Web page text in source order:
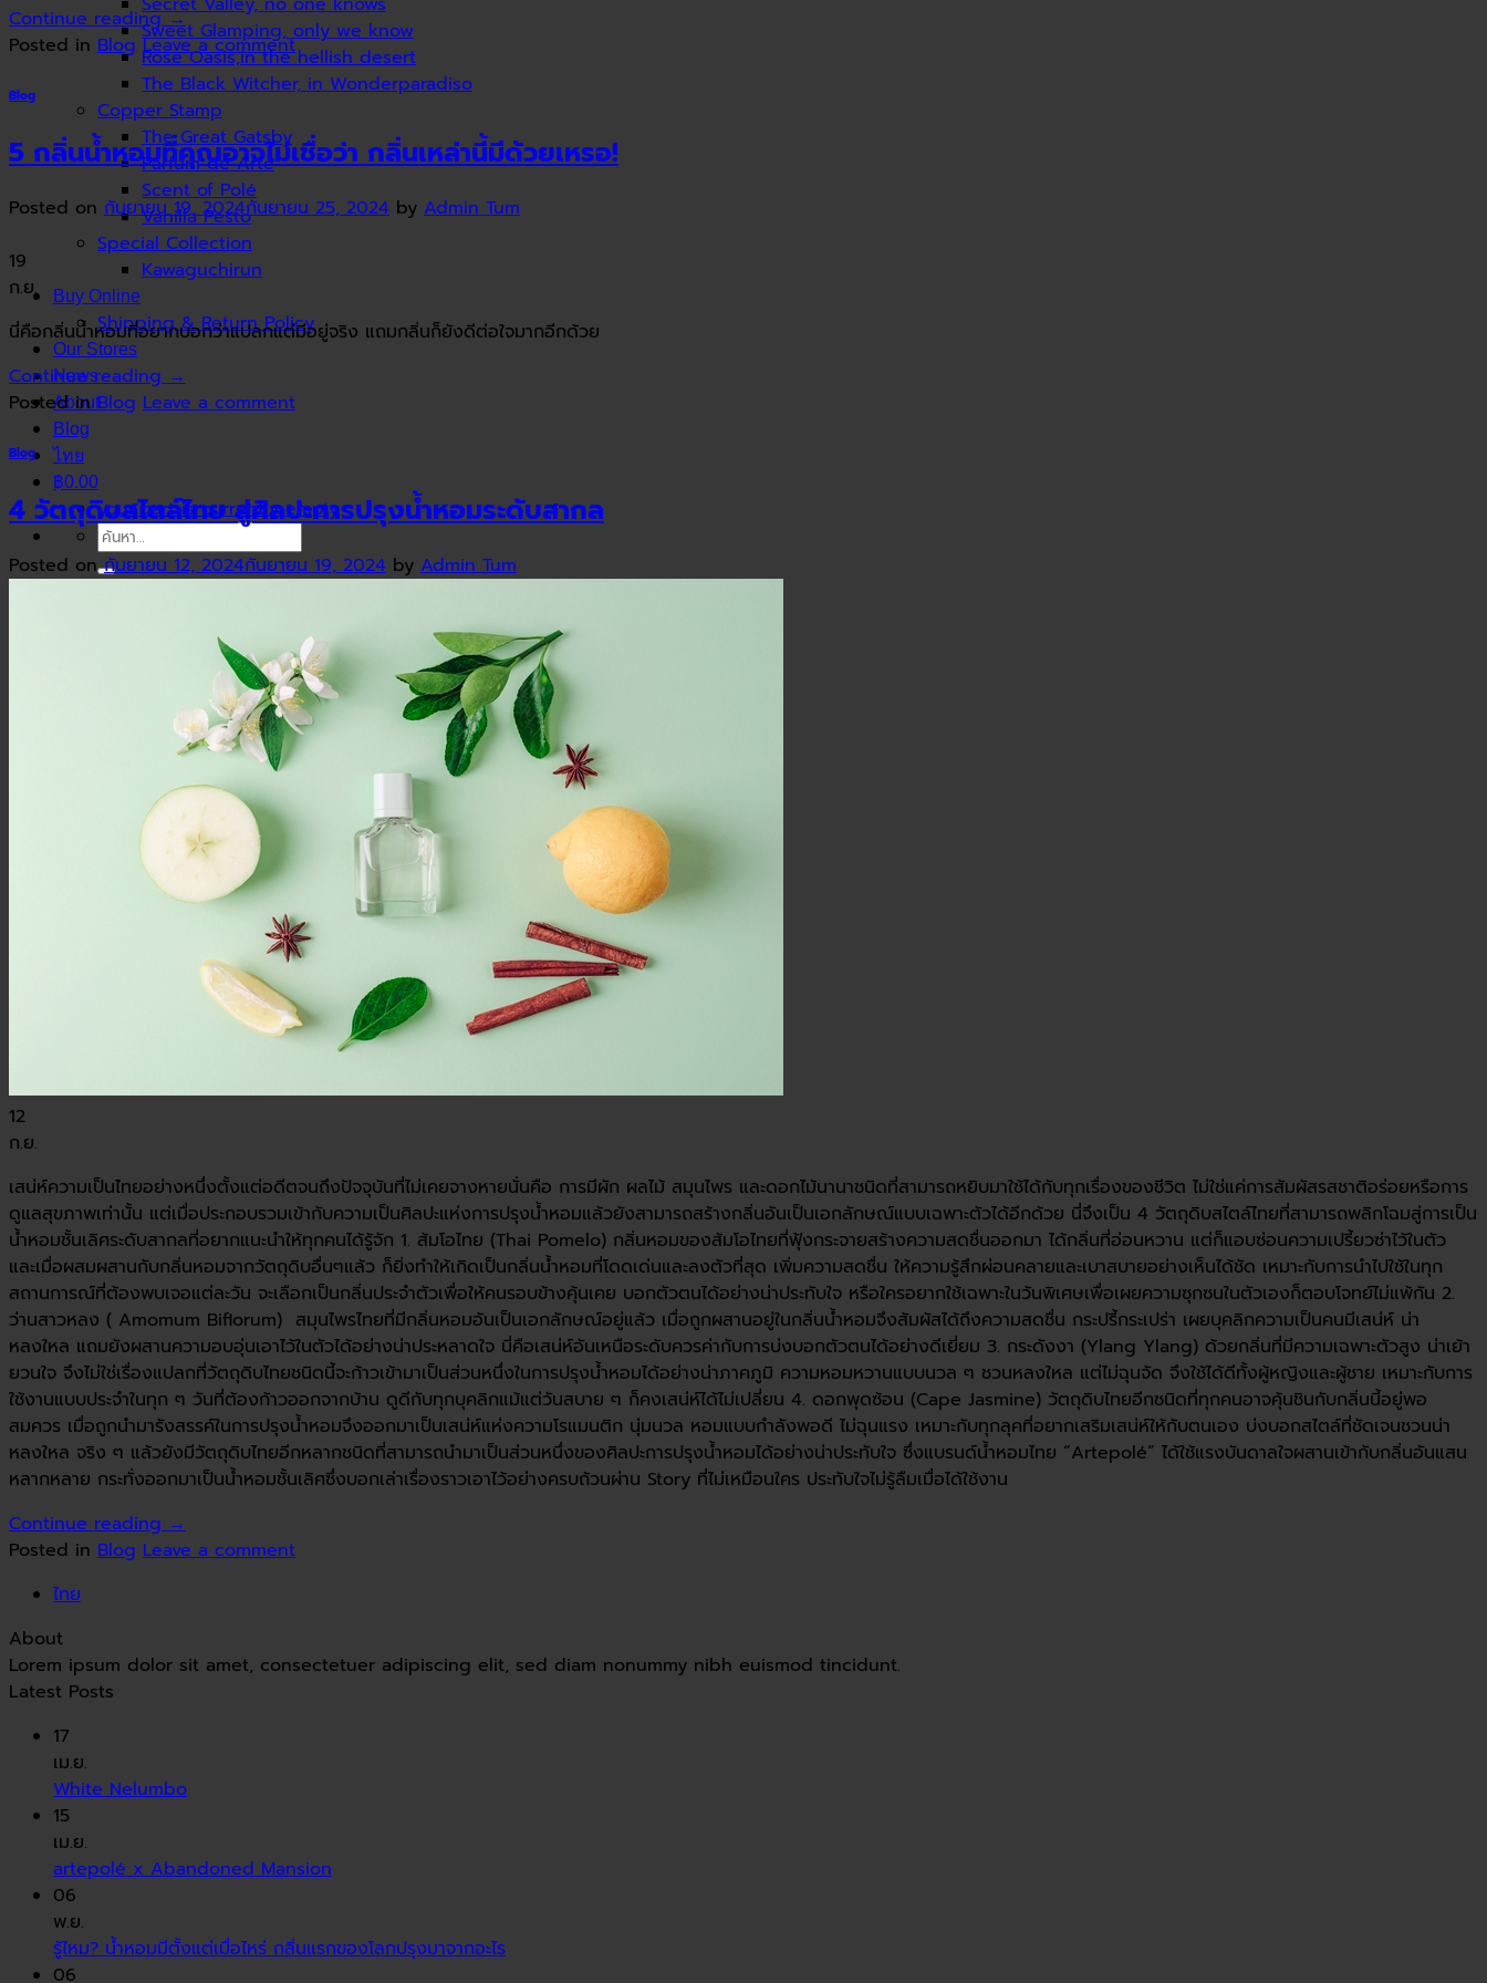
Sweet Glamping, only we know
Rose Oasis,in the hellish desert
The Black Witcher, in Wonderparadiso
Copper Stamp
The Great Gatsby
Parfum de Arté
Scent of Polé
Vanilla Pesto
Special Collection
Kawaguchirun
Buy Online
Shipping & Return Policy
Our Stores
News
About
Blog
ไทย
฿0.00
your cart is currently empty
ค้นหา:
Continue reading→
Posted in Blog Leave a comment
Blog
5 กลิ่นน้ำหอมที่คุณอาจไม่เชื่อว่า กลิ่นเหล่านี้มีด้วยเหรอ!
Posted on กันยายน 19, 2024กันยายน 25, 2024 by Admin Tum
19
ก.ย.
นี่คือกลิ่นน้ำหอมที่อยากบอกว่าแปลกแต่มีอยู่จริง แถมกลิ่นก็ยังดีต่อใจมากอีกด้วย
Continue reading→
Posted inBlog Leave a comment
Blog
4 วัตถุดิบสไตล์ไทย สู่ศิลปะการปรุงน้ำหอมระดับสากล
Posted onกันยายน 12, 2024กันยายน 19, 2024 by Admin Tum
12
ก.ย.
เสน่ห์ความเป็นไทยอย่างหนึ่งตั้งแต่อดีตจนถึงปัจจุบันที่ไม่เคยจางหายนั่นคือ การมีผัก ผลไม้ สมุนไพร และดอกไม้นานาชนิดที่สามารถหยิบมาใช้ได้กับทุกเรื่องของชีวิต ไม่ใช่แค่การสัมผัสรสชาติอร่อยหรือการ
ดูแลสุขภาพเท่านั้น แต่เมื่อประกอบรวมเข้ากับความเป็นศิลปะแห่งการปรุงน้ำหอมแล้วยังสามารถสร้างกลิ่นอันเป็นเอกลักษณ์แบบเฉพาะตัวได้อีกด้วย นี่จึงเป็น 4 วัตถุดิบสไตล์ไทยที่สามารถพลิกโฉมสู่การเป็น
น้ำหอมชั้นเลิศระดับสากลที่อยากแนะนำให้ทุกคนได้รู้จัก 1. ส้มโอไทย (Thai Pomelo) กลิ่นหอมของส้มโอไทยที่ฟุ้งกระจายสร้างความสดชื่นออกมา ได้กลิ่นที่อ่อนหวาน แต่ก็แอบซ่อนความเปรี้ยวซ่าไว้ในตัว
และเมื่อผสมผสานกับกลิ่นหอมจากวัตถุดิบอื่นๆแล้ว ก็ยิ่งทำให้เกิดเป็นกลิ่นน้ำหอมที่โดดเด่นและลงตัวที่สุด เพิ่มความสดชื่น ให้ความรู้สึกผ่อนคลายและเบาสบายอย่างเห็นได้ชัด เหมาะกับการนำไปใช้ในทุก
สถานการณ์ที่ต้องพบเจอแต่ละวัน จะเลือกเป็นกลิ่นประจำตัวเพื่อให้คนรอบข้างคุ้นเคย บอกตัวตนได้อย่างน่าประทับใจ หรือใครอยากใช้เฉพาะในวันพิเศษเพื่อเผยความซุกซนในตัวเองก็ตอบโจทย์ไม่แพ้กัน 2.
ว่านสาวหลง ( Amomum Biflorum) สมุนไพรไทยที่มีกลิ่นหอมอันเป็นเอกลักษณ์อยู่แล้ว เมื่อถูกผสานอยู่ในกลิ่นน้ำหอมจึงสัมผัสได้ถึงความสดชื่น กระปรี้กระเปร่า เผยบุคลิกความเป็นคนมีเสน่ห์ น่า
หลงใหล แถมยังผสานความอบอุ่นเอาไว้ในตัวได้อย่างน่าประหลาดใจ นี่คือเสน่ห์อันเหนือระดับควรค่ากับการบ่งบอกตัวตนได้อย่างดีเยี่ยม 3. กระดังงา (Ylang Ylang) ด้วยกลิ่นที่มีความเฉพาะตัวสูง น่าเย้า
ยวนใจ จึงไม่ใช่เรื่องแปลกที่วัตถุดิบไทยชนิดนี้จะก้าวเข้ามาเป็นส่วนหนึ่งในการปรุงน้ำหอมได้อย่างน่าภาคภูมิ ความหอมหวานแบบนวล ๆ ชวนหลงใหล แต่ไม่ฉุนจัด จึงใช้ได้ดีทั้งผู้หญิงและผู้ชาย เหมาะกับการ
ใช้งานแบบประจำในทุก ๆ วันที่ต้องก้าวออกจากบ้าน ดูดีกับทุกบุคลิกแม้แต่วันสบาย ๆ ก็คงเสน่ห์ได้ไม่เปลี่ยน 4. ดอกพุดซ้อน (Cape Jasmine) วัตถุดิบไทยอีกชนิดที่ทุกคนอาจคุ้นชินกับกลิ่นนี้อยู่พอ
สมควร เมื่อถูกนำมารังสรรค์ในการปรุงน้ำหอมจึงออกมาเป็นเสน่ห์แห่งความโรแมนติก นุ่มนวล หอมแบบกำลังพอดี ไม่ฉุนแรง เหมาะกับทุกลุคที่อยากเสริมเสน่ห์ให้กับตนเอง บ่งบอกสไตล์ที่ชัดเจนชวนน่า
หลงใหล จริง ๆ แล้วยังมีวัตถุดิบไทยอีกหลากชนิดที่สามารถนำมาเป็นส่วนหนึ่งของศิลปะการปรุงน้ำหอมได้อย่างน่าประทับใจ ซึ่งแบรนด์น้ำหอมไทย “Artepolé” ได้ใช้แรงบันดาลใจผสานเข้ากับกลิ่นอันแสน
หลากหลาย กระทั่งออกมาเป็นน้ำหอมชั้นเลิศซึ่งบอกเล่าเรื่องราวเอาไว้อย่างครบถ้วนผ่าน Story ที่ไม่เหมือนใคร ประทับใจไม่รู้ลืมเมื่อได้ใช้งาน
Continue reading→
Posted in Blog Leave a comment
ไทย
About
Lorem ipsum dolor sit amet, consectetuer adipiscing elit, sed diam nonummy nibh euismod tincidunt.
Latest Posts
17
เม.ย.
White Nelumbo
15
เม.ย.
artepolé x Abandoned Mansion
06
พ.ย.
รู้ไหม? น้ำหอมมีตั้งแต่เมื่อไหร่ กลิ่นแรกของโลกปรุงมาจากอะไร
06